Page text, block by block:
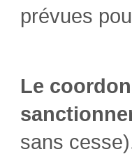
prévues
Le
sans